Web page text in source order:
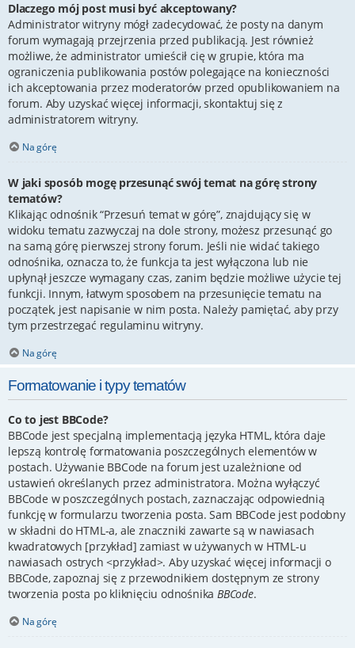
Dlaczego mój post musi być akceptowany?
Administrator witryny mógł zadecydować, że posty na danym
forum wymagają przejrzenia przed publikacją. Jest również
możliwe, że administrator umieścił cię w grupie, która ma
ograniczenia publikowania postów polegające na konieczności
ich akceptowania przez moderatorów przed opublikowaniem na
forum. Aby uzyskać więcej informacji, skontaktuj się z
administratorem witryny.
Na górę
W jaki sposób mogę przesunąć swój temat na górę strony
tematów?
Klikając odnośnik “Przesuń temat w górę”, znajdujący się w
widoku tematu zazwyczaj na dole strony, możesz przesunąć go
na samą górę pierwszej strony forum. Jeśli nie widać takiego
odnośnika, oznacza to, że funkcja ta jest wyłączona lub nie
upłynął jeszcze wymagany czas, zanim będzie możliwe użycie tej
funkcji. Innym, łatwym sposobem na przesunięcie tematu na
początek, jest napisanie w nim posta. Należy pamiętać, aby przy
tym przestrzegać regulaminu witryny.
Na górę
Formatowanie i typy tematów
Co to jest BBCode?
BBCode jest specjalną implementacją języka HTML, która daje
lepszą kontrolę formatowania poszczególnych elementów w
postach. Używanie BBCode na forum jest uzależnione od
ustawień określanych przez administratora. Można wyłączyć
BBCode w poszczególnych postach, zaznaczając odpowiednią
funkcję w formularzu tworzenia posta. Sam BBCode jest podobny
w składni do HTML-a, ale znaczniki zawarte są w nawiasach
kwadratowych [przykład] zamiast w używanych w HTML-u
nawiasach ostrych <przykład>. Aby uzyskać więcej informacji o
BBCode, zapoznaj się z przewodnikiem dostępnym ze strony
tworzenia posta po kliknięciu odnośnika BBCode.
Na górę